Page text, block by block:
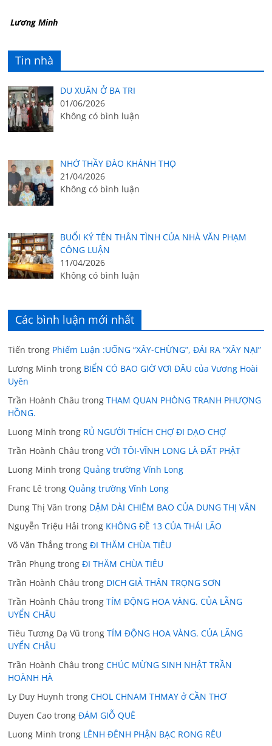
Lương Minh
Tin nhà
DU XUÂN Ở BA TRI
01/06/2026
Không có bình luận
NHỚ THẦY ĐÀO KHÁNH THỌ
21/04/2026
Không có bình luận
BUỔI KÝ TÊN THÂN TÌNH CỦA NHÀ VĂN PHẠM
CÔNG LUẬN
11/04/2026
Không có bình luận
Các bình luận mới nhất
Tiến trong Phiếm Luận :UỐNG “XÂY-CHỪNG”, ĐÁI RA “XÂY NẠI”
Lương Minh trong BIỂN CÓ BAO GIỜ VƠI ĐÂU của Vương Hoài
Uyên
Trần Hoành Châu trongTHAM QUAN PHÒNG TRANH PHƯỢNG
HỒNG.
Luong Minh trong RỦ NGƯỜI THÍCH CHỢ ĐI DẠO CHỢ
Trần Hoành Châu trongVỚI TÔI-VĨNH LONG LÀ ĐẤT PHẬT
Luong Minh trongQuảng trường Vĩnh Long
Franc Lê trongQuảng trường Vĩnh Long
Dung Thị Vân trong DẶM DÀI CHIÊM BAO CỦA DUNG THỊ VÂN
Nguyễn Triệu Hải trong KHÔNG ĐỀ 13 CỦA THÁI LÃO
Võ Văn Thắng trongĐI THĂM CHÙA TIÊU
Trần Phụng trongĐI THĂM CHÙA TIÊU
Trần Hoành Châu trong DICH GIẢ THÂN TRỌNG SƠN
Trần Hoành Châu trongTÍM ĐỘNG HOA VÀNG. CỦA LÃNG
UYỂN CHÂU
Tiêu Tương Dạ Vũ trongTÍM ĐỘNG HOA VÀNG. CỦA LÃNG
UYỂN CHÂU
Trần Hoành Châu trongCHÚC MỪNG SINH NHẬT TRẦN
HOÀNH HÀ
Ly Duy Huynh trongCHOL CHNAM THMAY ở CẦN THƠ
Duyen Cao trongĐÁM GIỖ QUÊ
Luong Minh trong LÊNH ĐÊNH PHẬN BẠC RONG RÊU